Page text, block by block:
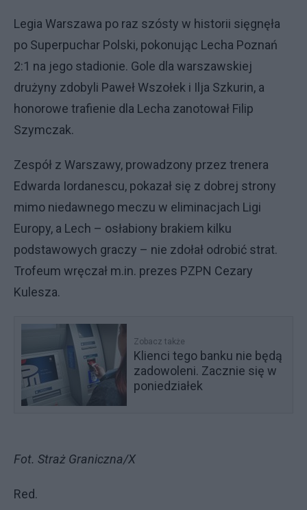
Legia Warszawa po raz szósty w historii sięgnęła
po Superpuchar Polski, pokonując Lecha Poznań
2:1 na jego stadionie. Gole dla warszawskiej
drużyny zdobyli Paweł Wszołek i Ilja Szkurin, a
honorowe trafienie dla Lecha zanotował Filip
Szymczak.
Zespół z Warszawy, prowadzony przez trenera
Edwarda Iordanescu, pokazał się z dobrej strony
mimo niedawnego meczu w eliminacjach Ligi
Europy, a Lech – osłabiony brakiem kilku
podstawowych graczy – nie zdołał odrobić strat.
Trofeum wręczał m.in. prezes PZPN Cezary
Kulesza.
Zobacz także
Klienci tego banku nie będą
zadowoleni. Zacznie się w
poniedziałek
Fot. Straż Graniczna/X
Red.